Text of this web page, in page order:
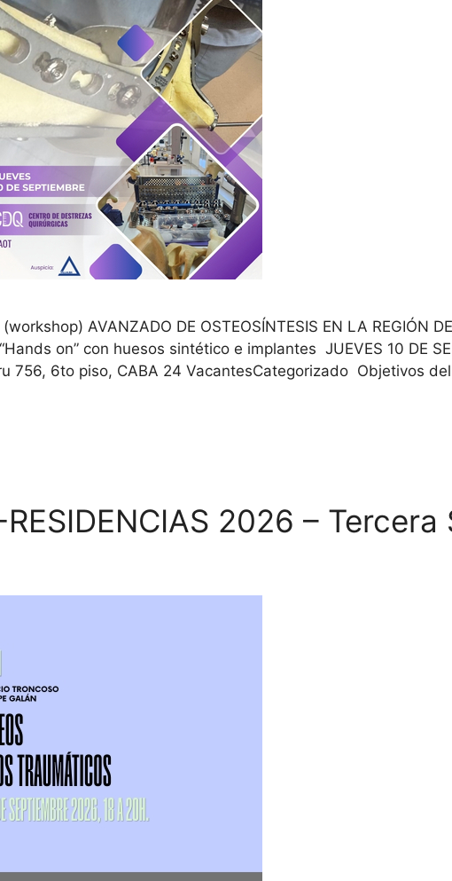
(workshop) AVANZADO DE OSTEOSÍNTESIS EN LA REGIÓN
on” con huesos sintético e implantes JUEVES 10 DE
756, 6to piso, CABA 24 VacantesCategorizado Objetivos
2026 – Tercera